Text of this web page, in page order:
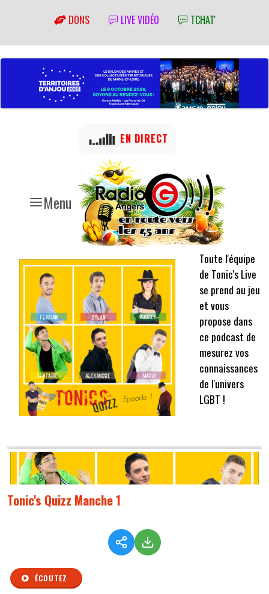
DONS LIVE VIDÉO TCHAT'
Menu
EN DIRECT
Toute l'équipe
de Tonic's Live
se prend au jeu
et vous
propose dans
ce podcast de
mesurez vos
connaissances
de l'univers
LGBT !
Tonic's Quizz Manche 1
ÉCOUTEZ